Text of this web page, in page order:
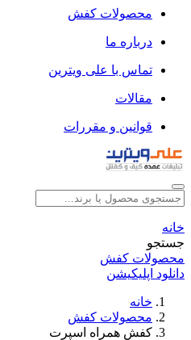
محصولات کفش
درباره ما
تماس با علی ویترین
مقالات
قوانین و مقررات
خانه
جستجو
محصولات کفش
دانلود اپلیکیشن
خانه
محصولات کفش
کفش همراه اسپرت